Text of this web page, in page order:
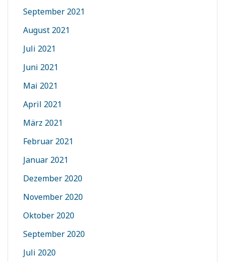
September 2021
August 2021
Juli 2021
Juni 2021
Mai 2021
April 2021
März 2021
Februar 2021
Januar 2021
Dezember 2020
November 2020
Oktober 2020
September 2020
Juli 2020